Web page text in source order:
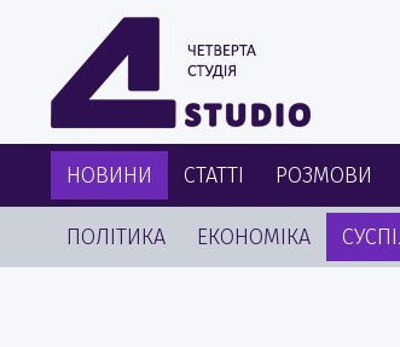
НОВИНИ СТАТТІ РОЗМОВИ
ПОЛІТИКА ЕКОНОМІКА